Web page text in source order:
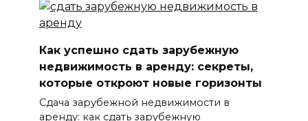
Как успешно сдать зарубежную
недвижимость в аренду: секреты,
которые откроют новые горизонты
Сдача зарубежной недвижимости в
аренду: как сдать зарубежную